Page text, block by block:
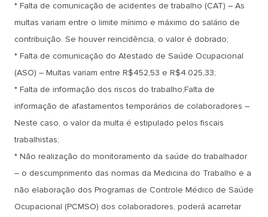
* Falta de comunicação de acidentes de trabalho (CAT) – As
multas variam entre o limite mínimo e máximo do salário de
contribuição. Se houver reincidência, o valor é dobrado;
* Falta de comunicação do Atestado de Saúde Ocupacional
(ASO) – Multas variam entre R$452,53 e R$4.025,33;
* Falta de informação dos riscos do trabalho;Falta de
informação de afastamentos temporários de colaboradores –
Neste caso, o valor da multa é estipulado pelos fiscais
trabalhistas;
* Não realização do monitoramento da saúde do trabalhador
– o descumprimento das normas da Medicina do Trabalho e a
não elaboração dos Programas de Controle Médico de Saúde
Ocupacional (PCMSO) dos colaboradores, poderá acarretar